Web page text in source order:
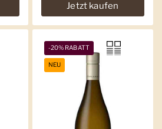
Jetzt kaufen
-20% RABATT
NEU